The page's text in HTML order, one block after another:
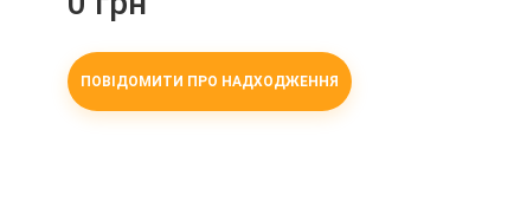
ПОВІДОМИТИ ПРО НАДХОДЖЕННЯ